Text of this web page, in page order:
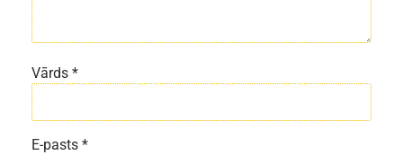
Vārds *
E-pasts *